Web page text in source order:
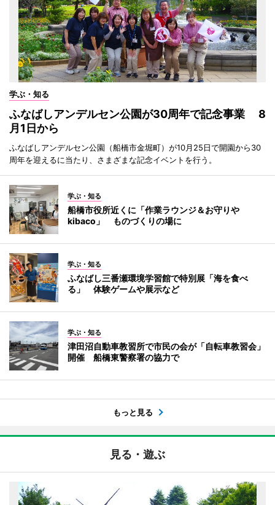
学ぶ・知る
ふなばしアンデルセン公園が30周年で記念事業 8
月1日から
ふなばしアンデルセン公園（船橋市金堀町）が10月25日で開園から30
周年を迎えるに当たり、さまざまな記念イベントを行う。
学ぶ・知る
船橋市役所近くに「作業ラウンジ＆お守りや
kibaco」 ものづくりの場に
学ぶ・知る
ふなばし三番瀬環境学習館で特別展「海を食べ
る」 体験ゲームや展示など
学ぶ・知る
津田沼自動車教習所で市民の会が「自転車教習会」
開催 船橋東警察署の協力で
もっと見る
見る・遊ぶ